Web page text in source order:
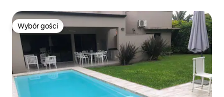
Wybór gości
Wybór gości